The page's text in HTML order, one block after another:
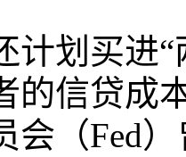
计划买进
的信贷成
会（Fed